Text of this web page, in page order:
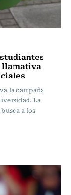
llamativa
la campaña
La
a los